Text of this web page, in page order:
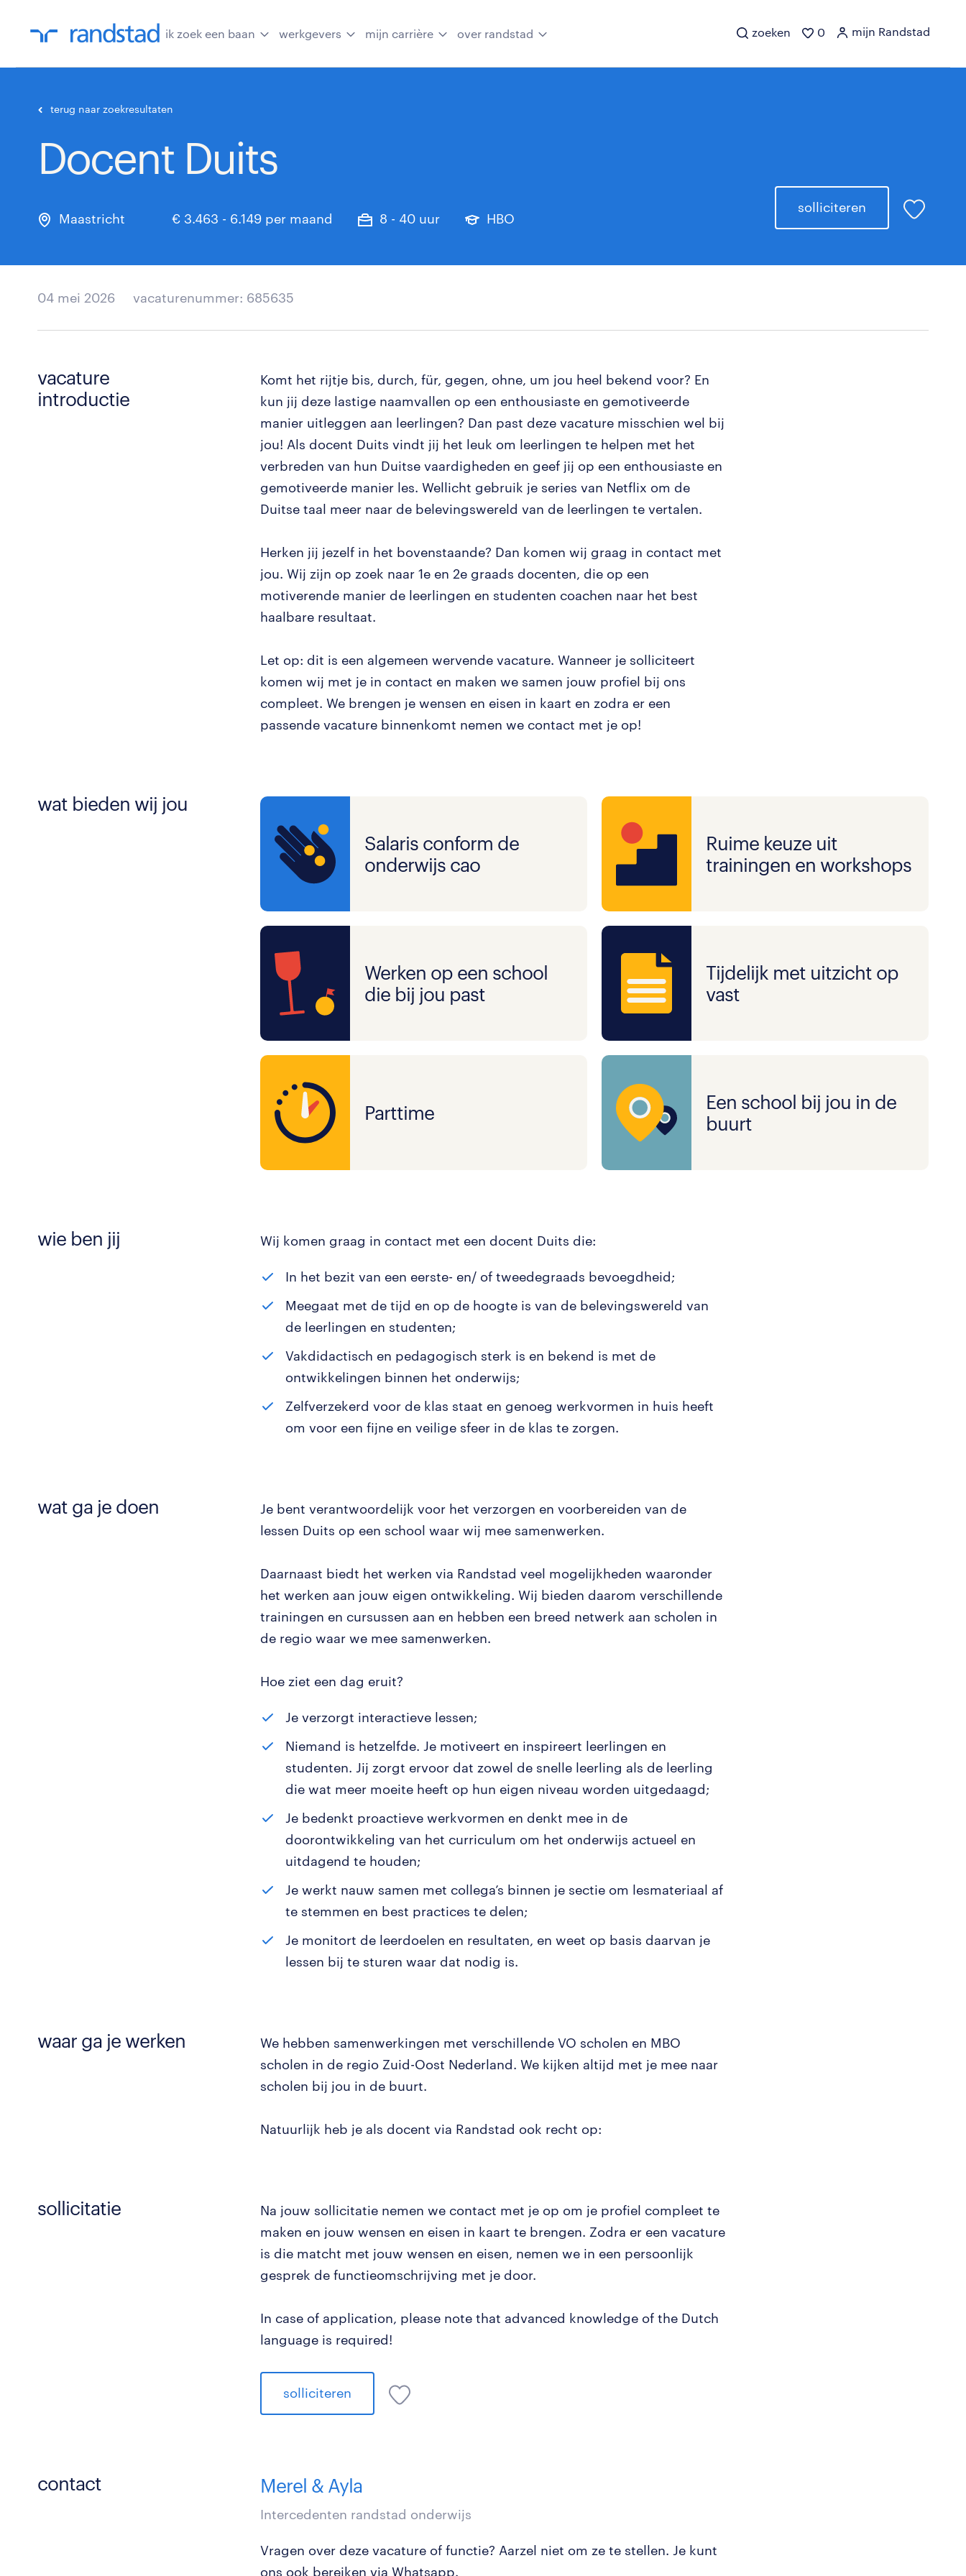
ik zoek een baan werkgevers mijn carrière over randstad zoeken 0 mijn Randstad
terug naar zoekresultaten
Docent Duits
Maastricht € 3.463 - 6.149 per maand 8 - 40 uur HBO
solliciteren
04 mei 2026 vacaturenummer: 685635
vacature
introductie
Komt het rijtje bis, durch, für, gegen, ohne, um jou heel bekend voor? En
kun jij deze lastige naamvallen op een enthousiaste en gemotiveerde
manier uitleggen aan leerlingen? Dan past deze vacature misschien wel bij
jou! Als docent Duits vindt jij het leuk om leerlingen te helpen met het
verbreden van hun Duitse vaardigheden en geef jij op een enthousiaste en
gemotiveerde manier les. Wellicht gebruik je series van Netflix om de
Duitse taal meer naar de belevingswereld van de leerlingen te vertalen.
Herken jij jezelf in het bovenstaande? Dan komen wij graag in contact met
jou. Wij zijn op zoek naar 1e en 2e graads docenten, die op een
motiverende manier de leerlingen en studenten coachen naar het best
haalbare resultaat.
Let op: dit is een algemeen wervende vacature. Wanneer je solliciteert
komen wij met je in contact en maken we samen jouw profiel bij ons
compleet. We brengen je wensen en eisen in kaart en zodra er een
passende vacature binnenkomt nemen we contact met je op!
wat bieden wij jou
Salaris conform de
onderwijs cao
Ruime keuze uit
trainingen en workshops
Werken op een school
die bij jou past
Tijdelijk met uitzicht op
vast
Parttime
Een school bij jou in de
buurt
wie ben jij Wij komen graag in contact met een docent Duits die:
In het bezit van een eerste- en/ of tweedegraads bevoegdheid;
Meegaat met de tijd en op de hoogte is van de belevingswereld van
de leerlingen en studenten;
Vakdidactisch en pedagogisch sterk is en bekend is met de
ontwikkelingen binnen het onderwijs;
Zelfverzekerd voor de klas staat en genoeg werkvormen in huis heeft
om voor een fijne en veilige sfeer in de klas te zorgen.
wat ga je doen
Je bent verantwoordelijk voor het verzorgen en voorbereiden van de
lessen Duits op een school waar wij mee samenwerken.
Daarnaast biedt het werken via Randstad veel mogelijkheden waaronder
het werken aan jouw eigen ontwikkeling. Wij bieden daarom verschillende
trainingen en cursussen aan en hebben een breed netwerk aan scholen in
de regio waar we mee samenwerken.
Hoe ziet een dag eruit?
Je verzorgt interactieve lessen;
Niemand is hetzelfde. Je motiveert en inspireert leerlingen en
studenten. Jij zorgt ervoor dat zowel de snelle leerling als de leerling
die wat meer moeite heeft op hun eigen niveau worden uitgedaagd;
Je bedenkt proactieve werkvormen en denkt mee in de
doorontwikkeling van het curriculum om het onderwijs actueel en
uitdagend te houden;
Je werkt nauw samen met collega’s binnen je sectie om lesmateriaal af
te stemmen en best practices te delen;
Je monitort de leerdoelen en resultaten, en weet op basis daarvan je
lessen bij te sturen waar dat nodig is.
waar ga je werken
We hebben samenwerkingen met verschillende VO scholen en MBO
scholen in de regio Zuid-Oost Nederland. We kijken altijd met je mee naar
scholen bij jou in de buurt.
Natuurlijk heb je als docent via Randstad ook recht op:
sollicitatie
Na jouw sollicitatie nemen we contact met je op om je profiel compleet te
maken en jouw wensen en eisen in kaart te brengen. Zodra er een vacature
is die matcht met jouw wensen en eisen, nemen we in een persoonlijk
gesprek de functieomschrijving met je door.
In case of application, please note that advanced knowledge of the Dutch
language is required!
solliciteren
contact Merel & Ayla
Intercedenten randstad onderwijs
Vragen over deze vacature of functie? Aarzel niet om ze te stellen. Je kunt
ons ook bereiken via Whatsapp.